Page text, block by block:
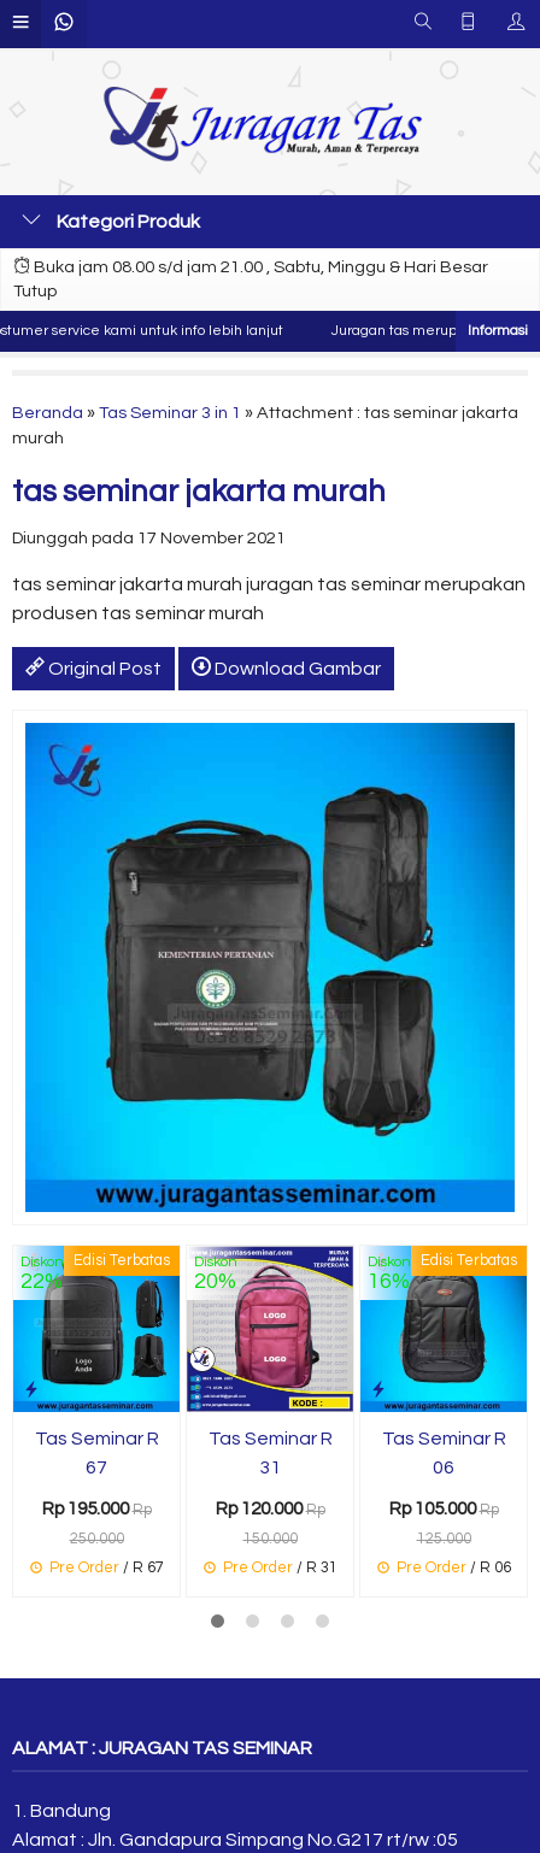
Kategori Produk
Buka jam 08.00 s/d jam 21.00 , Sabtu, Minggu & Hari Besar
Tutup
service kami untuk info lebih lanjut Juragan tas merupakan
Beranda » Tas Seminar 3 in 1 » Attachment : tas seminar jakarta
murah
tas seminar jakarta murah
Diunggah pada 17 November 2021
tas seminar jakarta murah juragan tas seminar merupakan
produsen tas seminar murah
Original Post Download Gambar
Edisi Terbatas
Diskon
22%
Tas Seminar R
67
Rp 195.000 Rp
250.000
Pre Order/ R 67
Diskon
20%
Tas Seminar R
31
Rp 120.000 Rp
150.000
Pre Order/ R 31
Edisi Terbatas
Diskon
16%
Tas Seminar R
06
Rp 105.000 Rp
125.000
Pre Order/ R 06
ALAMAT : JURAGAN TAS SEMINAR
1. Bandung
Alamat : Jln. Gandapura Simpang No.G217 rt/rw :05